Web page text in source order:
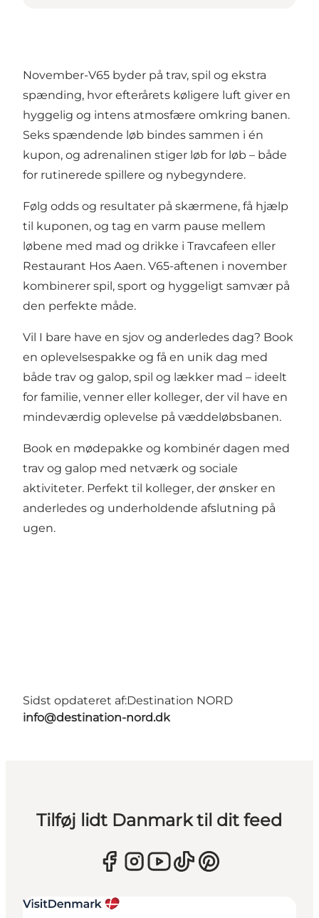
November-V65 byder på trav, spil og ekstra
spænding, hvor efterårets køligere luft giver en
hyggelig og intens atmosfære omkring banen.
Seks spændende løb bindes sammen i én
kupon, og adrenalinen stiger løb for løb – både
for rutinerede spillere og nybegyndere.
Følg odds og resultater på skærmene, få hjælp
til kuponen, og tag en varm pause mellem
løbene med mad og drikke i Travcafeen eller
Restaurant Hos Aaen. V65-aftenen i november
kombinerer spil, sport og hyggeligt samvær på
den perfekte måde.
Vil I bare have en sjov og anderledes dag? Book
en oplevelsespakke og få en unik dag med
både trav og galop, spil og lækker mad – ideelt
for familie, venner eller kolleger, der vil have en
mindeværdig oplevelse på væddeløbsbanen.
Book en mødepakke og kombinér dagen med
trav og galop med netværk og sociale
aktiviteter. Perfekt til kolleger, der ønsker en
anderledes og underholdende afslutning på
ugen.
Sidst opdateret af:Destination NORD
info@destination-nord.dk
Tilføj lidt Danmark til dit feed